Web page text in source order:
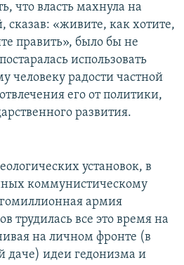
что власть махнула на
сказав: «живите, как хотите,
править», было бы не
использовать
человеку радости частной
его от политики,
развития.
установок, в
коммунистическому
армия
трудилась все это время на
на личном фронте (в
даче) идеи гедонизма и